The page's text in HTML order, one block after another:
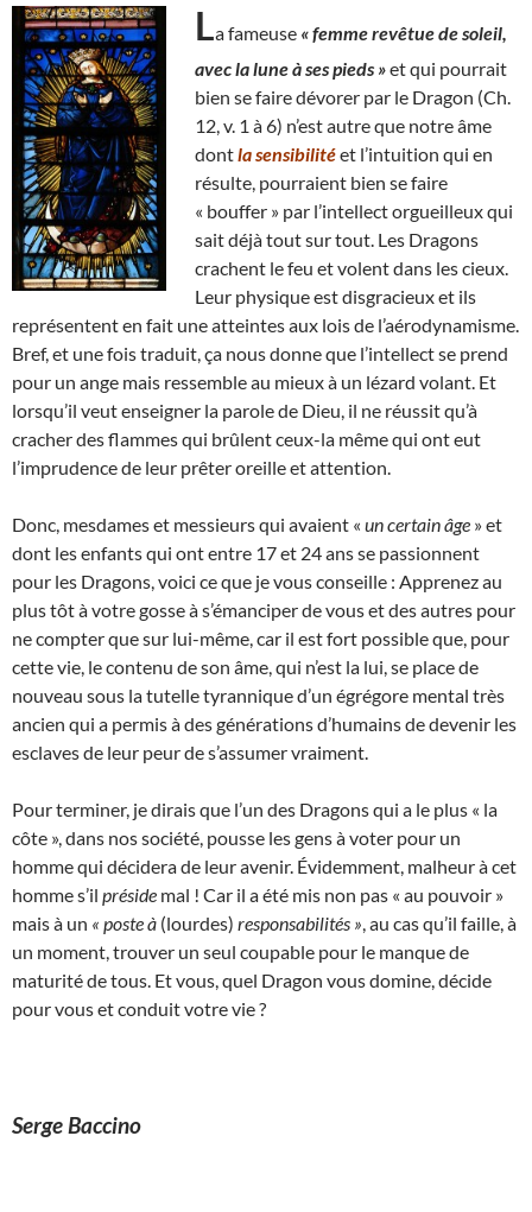
La fameuse « femme revêtue de soleil,
avec la lune à ses pieds »et qui pourrait
bien se faire dévorer par le Dragon (Ch.
12, v. 1 à 6) n’est autre que notre âme
dontla sensibilitéet l’intuition qui en
résulte, pourraient bien se faire
« bouffer » par l’intellect orgueilleux qui
sait déjà tout sur tout. Les Dragons
crachent le feu et volent dans les cieux.
Leur physique est disgracieux et ils
représentent en fait une atteintes aux lois de l’aérodynamisme.
Bref, et une fois traduit, ça nous donne que l’intellect se prend
pour un ange mais ressemble au mieux à un lézard volant. Et
lorsqu’il veut enseigner la parole de Dieu, il ne réussit qu’à
cracher des flammes qui brûlent ceux-la même qui ont eut
l’imprudence de leur prêter oreille et attention.
Donc, mesdames et messieurs qui avaient « un certain âge » et
dont les enfants qui ont entre 17 et 24 ans se passionnent
pour les Dragons, voici ce que je vous conseille : Apprenez au
plus tôt à votre gosse à s’émanciper de vous et des autres pour
ne compter que sur lui-même, car il est fort possible que, pour
cette vie, le contenu de son âme, qui n’est la lui, se place de
nouveau sous la tutelle tyrannique d’un égrégore mental très
ancien qui a permis à des générations d’humains de devenir les
esclaves de leur peur de s’assumer vraiment.
Pour terminer, je dirais que l’un des Dragons qui a le plus « la
côte », dans nos société, pousse les gens à voter pour un
homme qui décidera de leur avenir. Évidemment, malheur à cet
homme s’il préside mal ! Car il a été mis non pas « au pouvoir »
mais à un « poste à (lourdes) responsabilités » , au cas qu’il faille, à
un moment, trouver un seul coupable pour le manque de
maturité de tous. Et vous, quel Dragon vous domine, décide
pour vous et conduit votre vie ?
Serge Baccino